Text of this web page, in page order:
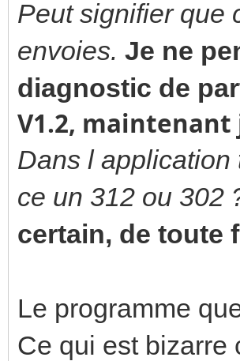
Peut signifier que
envoies. Je ne
diagnostic de
V1.2, maintenant
Dans l
ce un 312 ou 302
certain, de toute
Le programme
Ce qui est bizarre